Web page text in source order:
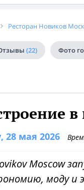
Ресторан Новиков
(22) Фото
, 28 мая 2026
Moscow
моду и